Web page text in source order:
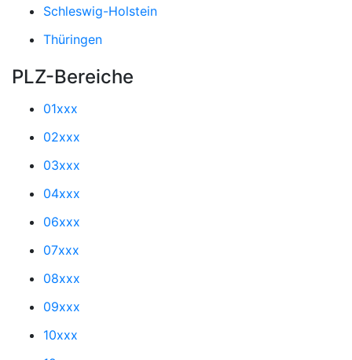
Schleswig-Holstein
Thüringen
PLZ-Bereiche
01xxx
02xxx
03xxx
04xxx
06xxx
07xxx
08xxx
09xxx
10xxx